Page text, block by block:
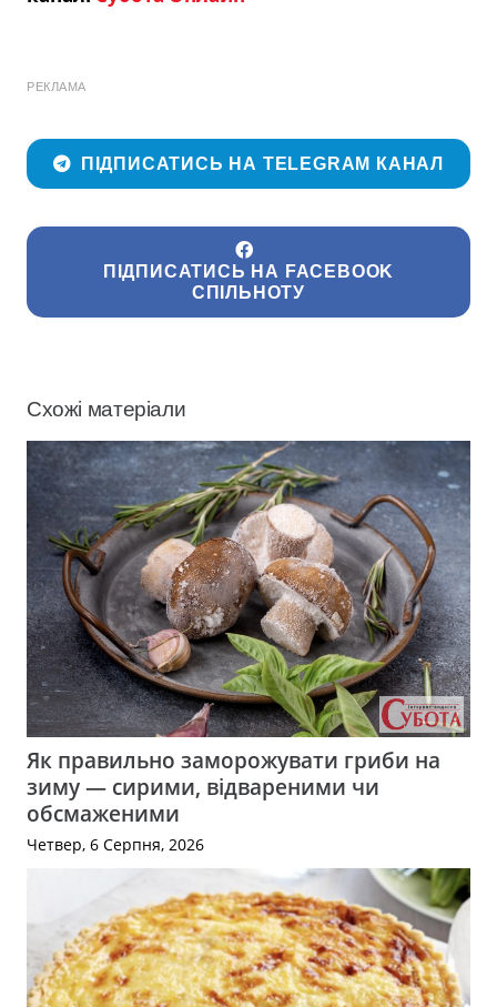
РЕКЛАМА
ПІДПИСАТИСЬ НА TELEGRAM КАНАЛ
ПІДПИСАТИСЬ НА FACEBOOK
СПІЛЬНОТУ
Схожі матеріали
Як правильно заморожувати гриби на
зиму — сирими, відвареними чи
обсмаженими
Четвер, 6 Серпня, 2026